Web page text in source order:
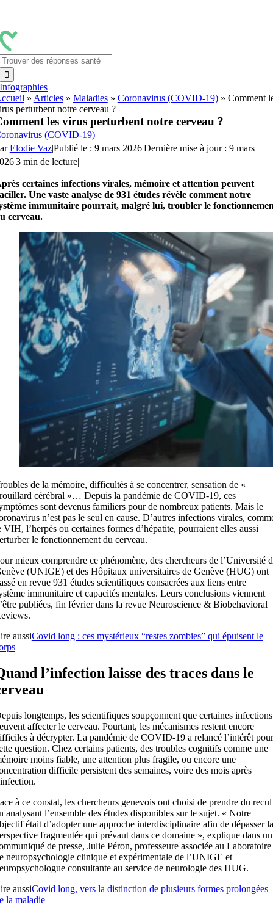
contenu
Infographies
» Articles» Maladies» Coronavirus (COVID-19)» Comment
perturbent notre cerveau ?
les virus perturbent notre cerveau ?
(COVID-19)
Elodie Vaz|Publié le : 9 mars 2026|Dernière mise à jour : 9 mars
|3 min de lecture|
certaines infections virales, mémoire et attention peuvent
Une vaste analyse de 931 études révèle comment notre
immunitaire pourrait, malgré lui, troubler le
cerveau.
de la mémoire, difficultés à se concentrer, sensation de «
cérébral »… Depuis la pandémie de COVID-19, ces
sont devenus familiers pour de nombreux patients. Mais le
n’est pas le seul en cause. D’autres infections virales,
VIH, l’herpès ou certaines formes d’hépatite, pourraient elles aussi
le fonctionnement du cerveau.
mieux comprendre ce phénomène, des chercheurs de l’Université
(UNIGE) et des Hôpitaux universitaires de Genève (HUG) ont
en revue 931 études scientifiques consacrées aux liens entre
immunitaire et capacités mentales. Leurs conclusions viennent
publiées, fin février dans la revue Neuroscience & Biobehavioral
aussiCovid long : ces mystérieux “restes zombies” qui épuisent le
l’infection laisse des traces dans le
longtemps, les scientifiques soupçonnent que certaines infections
affecter le cerveau. Pourtant, les mécanismes restent encore
à décrypter. La pandémie de COVID-19 a relancé l’intérêt pour
question. Chez certains patients, des troubles cognitifs comme une
moins fiable, une attention plus fragile, ou encore une
difficile persistent des semaines, voire des mois après
à ce constat, les chercheurs genevois ont choisi de prendre du recul
analysant l’ensemble des études disponibles sur le sujet. « Notre
était d’adopter une approche interdisciplinaire afin de dépasser la
fragmentée qui prévaut dans ce domaine », explique dans un
de presse, Julie Péron, professeure associée au Laboratoire
neuropsychologie clinique et expérimentale de l’UNIGE et
consultante au service de neurologie des HUG.
aussiCovid long, vers la distinction de plusieurs formes prolongées
la maladie